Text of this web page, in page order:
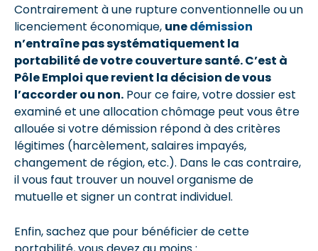
Contrairement à une rupture conventionnelle ou un
licenciement économique, unedémission
n’entraîne pas systématiquement la
portabilité de votre couverture santé. C’est à
Pôle Emploi que revient la décision de vous
l’accorder ou non. Pour ce faire, votre dossier est
examiné et une allocation chômage peut vous être
allouée si votre démission répond à des critères
légitimes (harcèlement, salaires impayés,
changement de région, etc.). Dans le cas contraire,
il vous faut trouver un nouvel organisme de
mutuelle et signer un contrat individuel.
Enfin, sachez que pour bénéficier de cette